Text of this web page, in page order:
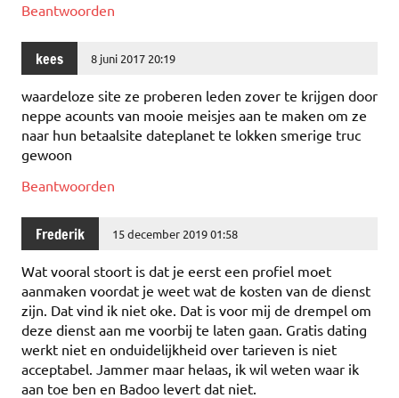
Beantwoorden
kees 8 juni 2017 20:19
waardeloze site ze proberen leden zover te krijgen door
neppe acounts van mooie meisjes aan te maken om ze
naar hun betaalsite dateplanet te lokken smerige truc
gewoon
Beantwoorden
Frederik 15 december 2019 01:58
Wat vooral stoort is dat je eerst een profiel moet
aanmaken voordat je weet wat de kosten van de dienst
zijn. Dat vind ik niet oke. Dat is voor mij de drempel om
deze dienst aan me voorbij te laten gaan. Gratis dating
werkt niet en onduidelijkheid over tarieven is niet
acceptabel. Jammer maar helaas, ik wil weten waar ik
aan toe ben en Badoo levert dat niet.